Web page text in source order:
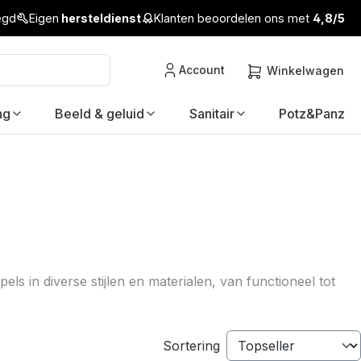
Eigen hersteldienst Klanten beoordelen ons met 4,8/5
Account Winkelwagen
Beeld & geluid Sanitair Potz&Panz
in diverse stijlen en materialen, van functioneel tot
Sortering